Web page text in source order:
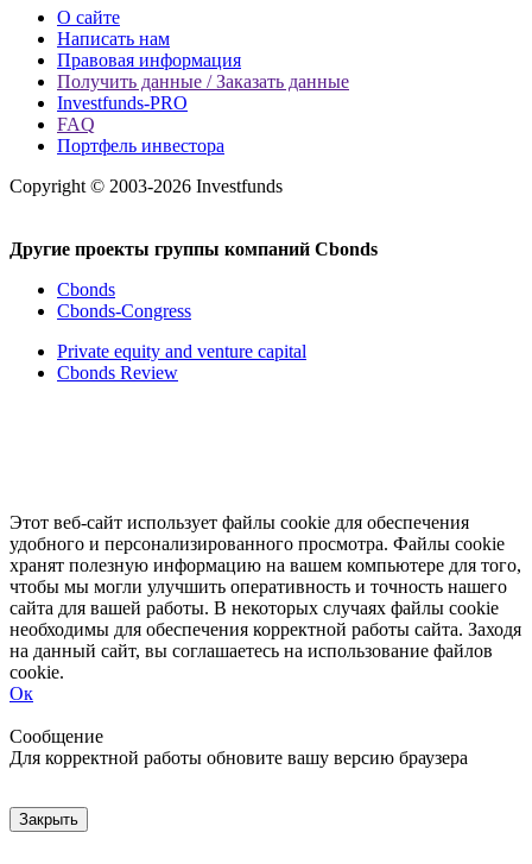
О сайте
Написать нам
Правовая информация
Получить данные / Заказать данные
Investfunds-PRO
FAQ
Портфель инвестора
Copyright © 2003-2026 Investfunds
Другие проекты группы компаний Cbonds
Cbonds
Cbonds-Congress
Private equity and venture capital
Cbonds Review
Этот веб-сайт использует файлы cookie для обеспечения
удобного и персонализированного просмотра. Файлы cookie
хранят полезную информацию на вашем компьютере для того,
чтобы мы могли улучшить оперативность и точность нашего
сайта для вашей работы. В некоторых случаях файлы cookie
необходимы для обеспечения корректной работы сайта. Заходя
на данный сайт, вы соглашаетесь на использование файлов
cookie.
Ок
Сообщение
Для корректной работы обновите вашу версию браузера
Закрыть